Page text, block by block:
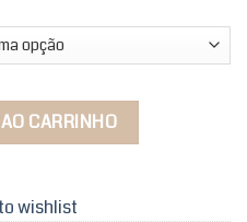
CARRINHO
wishlist